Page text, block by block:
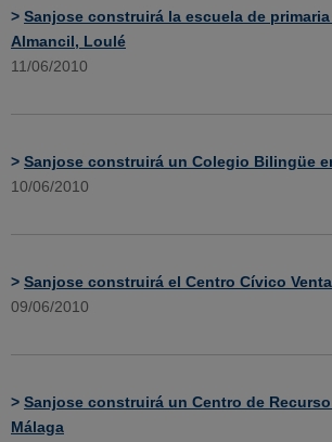
> Sanjose construirá la escuela de
Almancil, Loulé
11/06/2010
> Sanjose construirá un Colegio Bilingüe
10/06/2010
> Sanjose construirá el Centro Cívico
09/06/2010
> Sanjose construirá un Centro de
Málaga